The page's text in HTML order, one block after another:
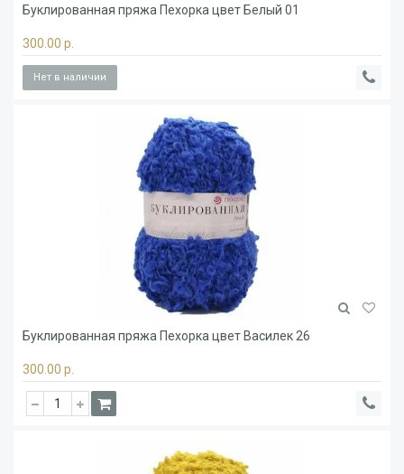
Буклированная пряжа Пехорка цвет Белый 01
300.00 р.
Нет в наличии
Буклированная пряжа Пехорка цвет Василек 26
300.00 р.